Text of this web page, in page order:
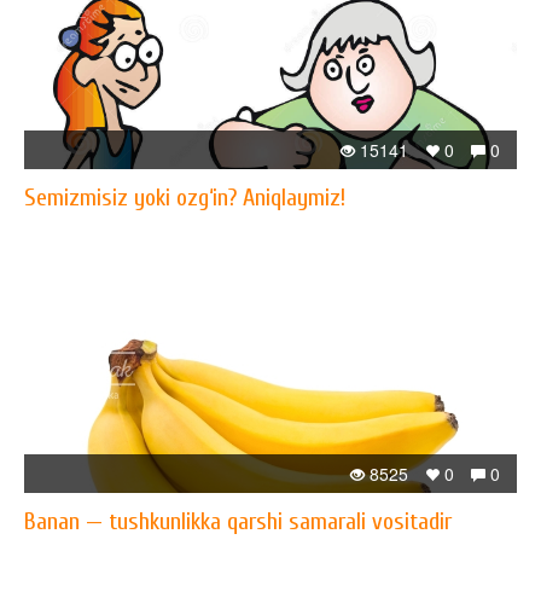
0
0
15141
Semizmisiz yoki ozg‘in? Aniqlaymiz!
0
0
8525
Banan — tushkunlikka qarshi samarali vositadir